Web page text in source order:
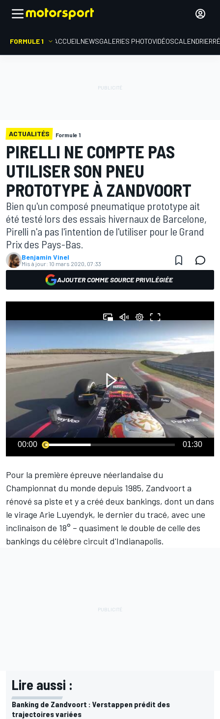
FORMULE 1 ACCUEIL NEWSGALERIES PHOTOVIDÉOSCALENDRIER
ACTUALITÉS Formule 1
PIRELLI NE COMPTE PAS
UTILISER SON PNEU
PROTOTYPE À ZANDVOORT
Bien qu'un composé pneumatique prototype ait
été testé lors des essais hivernaux de Barcelone,
Pirelli n'a pas l'intention de l'utiliser pour le Grand
Prix des Pays-Bas.
Benjamin Vinel
Mis à jour: 10 mars 2020, 07:33
AJOUTER COMME SOURCE PRIVILÉGIÉE
00:00 01:30
Pour la première épreuve néerlandaise du
Championnat du monde depuis 1985, Zandvoort a
rénové sa piste et y a créé deux bankings, dont un dans
le virage Arie Luyendyk, le dernier du tracé, avec une
inclinaison de 18° – quasiment le double de celle des
bankings du célèbre circuit d'Indianapolis.
Lire aussi :
Banking de Zandvoort : Verstappen prédit des
trajectoires variées